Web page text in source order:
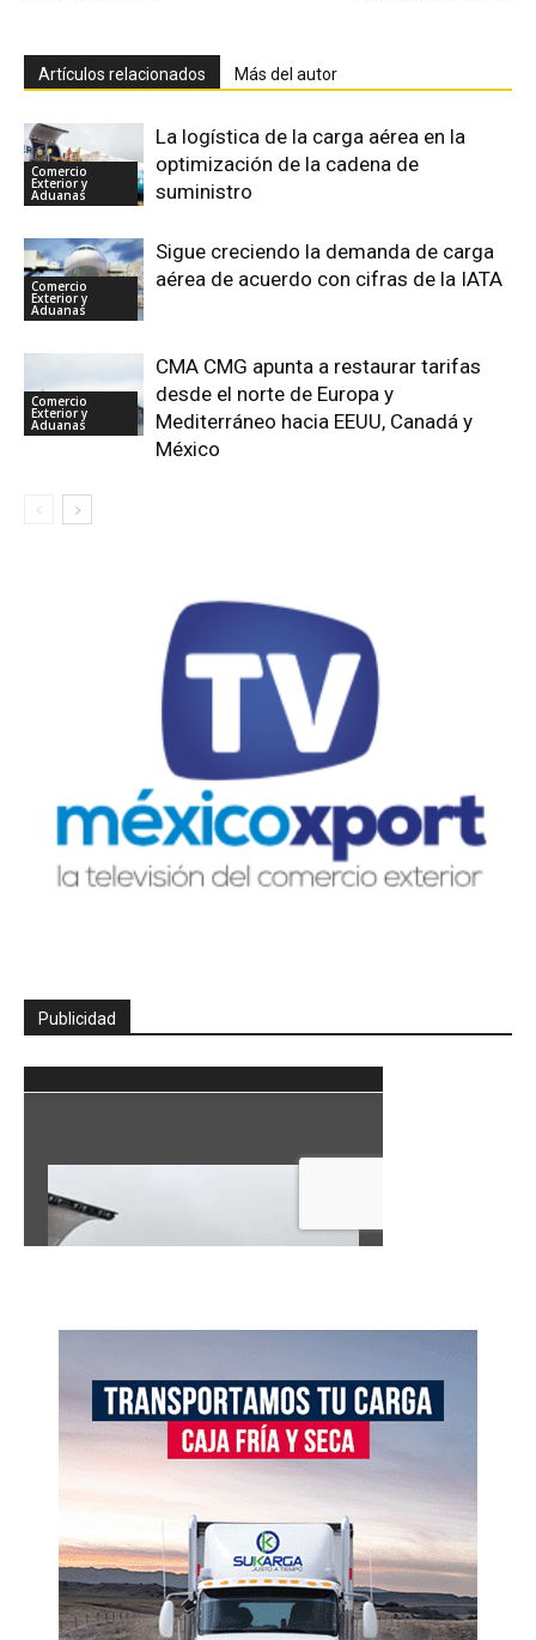
Artículos relacionados Más del autor
Comercio
Exterior y
Aduanas
La logística de la carga aérea en la
optimización de la cadena de
suministro
Comercio
Exterior y
Aduanas
Sigue creciendo la demanda de carga
aérea de acuerdo con cifras de la IATA
Comercio
Exterior y
Aduanas
CMA CMG apunta a restaurar tarifas
desde el norte de Europa y
Mediterráneo hacia EEUU, Canadá y
México
Publicidad